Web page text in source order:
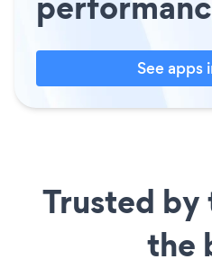
See apps
Trusted by
the